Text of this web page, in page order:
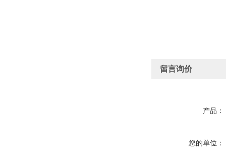
留言询价
产品：
您的单位：